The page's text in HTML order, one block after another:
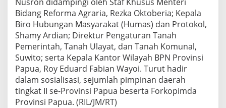
Bidang Reforma Agraria, Rezka Oktoberia; Kepala
Biro Hubungan Masyarakat (Humas) dan Protokol,
Shamy Ardian; Direktur Pengaturan Tanah
Pemerintah, Tanah Ulayat, dan Tanah Komunal,
Suwito; serta Kepala Kantor Wilayah BPN Provinsi
Papua, Roy Eduard Fabian Wayoi. Turut hadir
dalam sosialisasi, sejumlah pimpinan daerah
tingkat II se-Provinsi Papua beserta Forkopimda
Provinsi Papua. (RIL/JM/RT)